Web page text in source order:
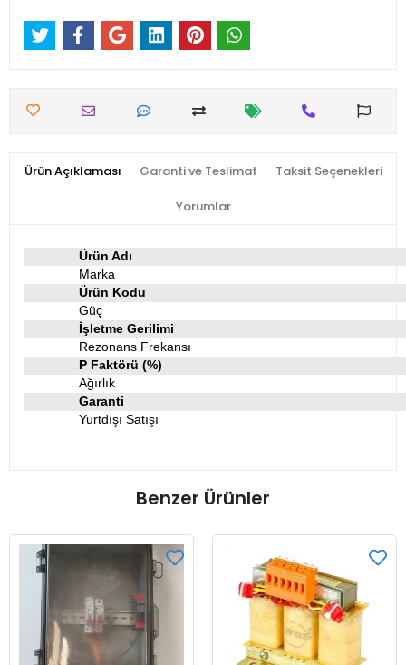
Ürün Açıklaması Garanti ve Teslimat Taksit Seçenekleri
Yorumlar
Ürün Adı
Marka
Ürün Kodu
Güç
İşletme Gerilimi
Rezonans Frekansı
P Faktörü (%)
Ağırlık
Garanti
Yurtdışı Satışı
Benzer Ürünler